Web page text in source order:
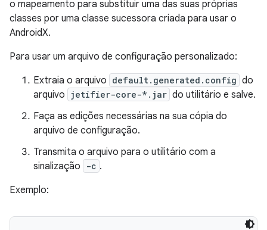
o mapeamento para substituir uma das suas próprias
classes por uma classe sucessora criada para usar o
AndroidX.
Para usar um arquivo de configuração personalizado:
Extraia o arquivo default.generated.config do
arquivo jetifier-core-*.jar do utilitário e salve.
Faça as edições necessárias na sua cópia do
arquivo de configuração.
Transmita o arquivo para o utilitário com a
sinalização
-c .
Exemplo: